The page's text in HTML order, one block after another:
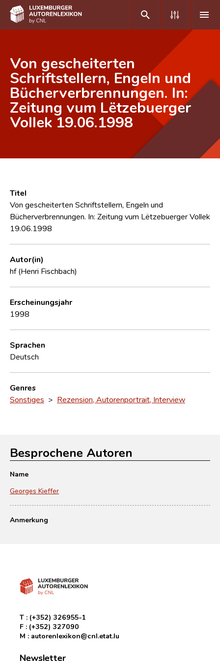
DE FR
Home
Autor(inn)en A-Z
Erweiterte Suche
Forschungsgruppe
Kontakt
Von gescheiterten
Schriftstellern, Engeln und
Bücherverbrennungen. In:
Zeitung vum Lëtzebuerger
Vollek 19.06.1998
Titel
Von gescheiterten Schriftstellern, Engeln und
Bücherverbrennungen. In: Zeitung vum Lëtzebuerger Vollek
19.06.1998
Autor(in)
hf (Henri Fischbach)
Erscheinungsjahr
1998
Sprachen
Deutsch
Genres
Sonstiges > Rezension, Autorenportrait, Interview
Besprochene Autoren
Name
Georges Kieffer
Anmerkung
T : (+352) 326955-1
F : (+352) 327090
M : autorenlexikon@cnl.etat.lu
Newsletter